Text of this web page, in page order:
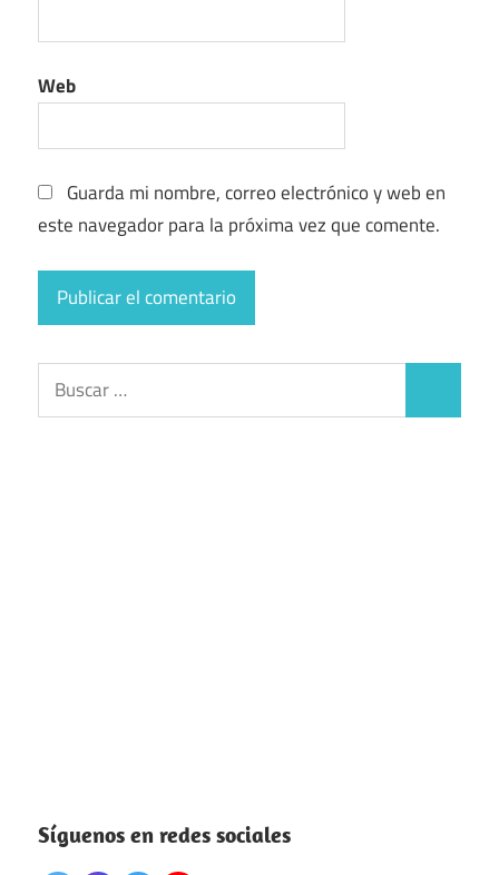
Web
Guarda mi nombre, correo electrónico y web en
este navegador para la próxima vez que comente.
Buscar:
Síguenos en redes sociales